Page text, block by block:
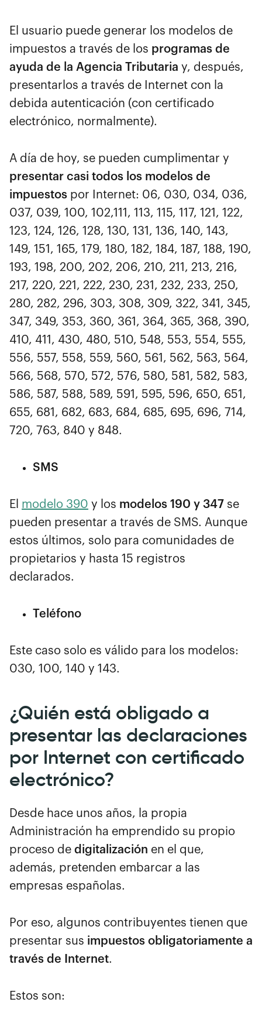
El usuario puede generar los modelos de
impuestos a través de los programas de
ayuda de la Agencia Tributaria y, después,
presentarlos a través de Internet con la
debida autenticación (con certificado
electrónico, normalmente).
A día de hoy, se pueden cumplimentar y
presentar casi todos los modelos de
impuestos por Internet: 06, 030, 034, 036,
037, 039, 100, 102,111, 113, 115, 117, 121, 122,
123, 124, 126, 128, 130, 131, 136, 140, 143,
149, 151, 165, 179, 180, 182, 184, 187, 188, 190,
193, 198, 200, 202, 206, 210, 211, 213, 216,
217, 220, 221, 222, 230, 231, 232, 233, 250,
280, 282, 296, 303, 308, 309, 322, 341, 345,
347, 349, 353, 360, 361, 364, 365, 368, 390,
410, 411, 430, 480, 510, 548, 553, 554, 555,
556, 557, 558, 559, 560, 561, 562, 563, 564,
566, 568, 570, 572, 576, 580, 581, 582, 583,
586, 587, 588, 589, 591, 595, 596, 650, 651,
655, 681, 682, 683, 684, 685, 695, 696, 714,
720, 763, 840 y 848.
SMS
El modelo 390 y los modelos 190 y 347 se
pueden presentar a través de SMS. Aunque
estos últimos, solo para comunidades de
propietarios y hasta 15 registros
declarados.
Teléfono
Este caso solo es válido para los modelos:
030, 100, 140 y 143.
¿Quién está obligado a
presentar las declaraciones
por Internet con certificado
electrónico?
Desde hace unos años, la propia
Administración ha emprendido su propio
proceso de digitalización en el que,
además, pretenden embarcar a las
empresas españolas.
Por eso, algunos contribuyentes tienen que
presentar sus impuestos obligatoriamente a
través de Internet.
Estos son: